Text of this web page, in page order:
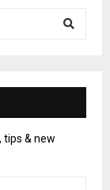
& new